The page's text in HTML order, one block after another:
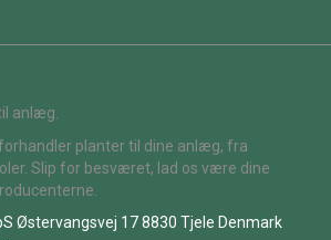
anlæg.
planter til dine anlæg, fra
Slip for besværet, lad os være dine
Østervangsvej 17 8830 Tjele Denmark